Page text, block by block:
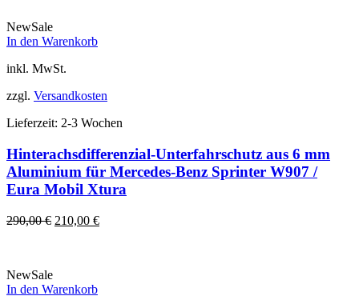
NewSale
In den Warenkorb
inkl. MwSt.
zzgl. Versandkosten
Lieferzeit: 2-3 Wochen
Hinterachsdifferenzial-Unterfahrschutz aus 6 mm
Aluminium für Mercedes-Benz Sprinter W907 /
Eura Mobil Xtura
290,00€ Ursprünglicher
210,00 €Aktueller
NewSale
In den Warenkorb